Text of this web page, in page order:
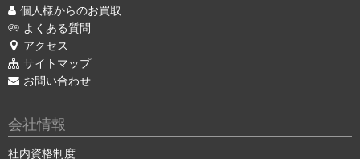
個人様からのお買取
よくある質問
アクセス
サイトマップ
お問い合わせ
会社情報
社内資格制度